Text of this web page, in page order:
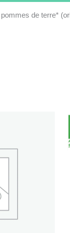
de terre*